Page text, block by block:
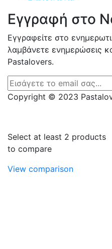
Εγγραφή στο
Εγγραφείτε στο
λαμβάνετε ενημερώσεις
Pastalovers.
Copyright © 2023
Select at least 2 products
to compare
View comparison